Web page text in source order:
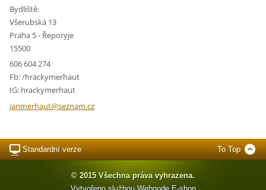
Bydliště:
Všerubská 13
Praha 5 - Řeporyje
15500
606 604 274
Fb: /hrackymerhaut
IG: hrackymerhaut
janmerhaut@seznam.cz
Standardní verze To Top
© 2015 Všechna práva vyhrazena.